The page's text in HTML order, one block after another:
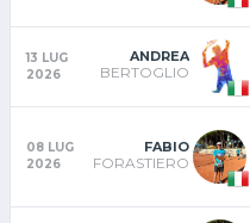
13 LUG
2026
ANDREA
BERTOGLIO
08 LUG
2026
FABIO
FORASTIERO